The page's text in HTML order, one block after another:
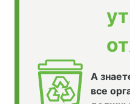
А
все